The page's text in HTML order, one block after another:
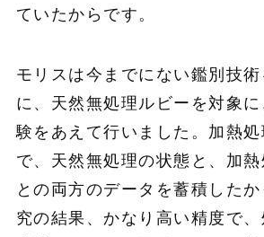
ていたからです。
モリスは今までにない鑑別技
に、天然無処理ルビーを対象
験をあえて行いました。加熱処
で、天然無処理の状態と、加
との両方のデータを蓄積した
究の結果、かなり高い精度で